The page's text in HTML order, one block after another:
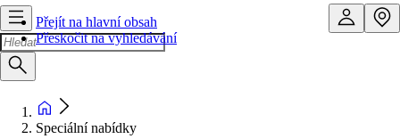
Přejít na hlavní obsah
Přeskočit na vyhledávání
Speciální nabídky